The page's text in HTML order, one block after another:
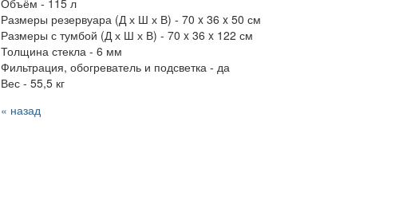
Объём - 115 л
Размеры резервуара (Д х Ш х В) - 70 x 36 x 50 см
Размеры с тумбой (Д х Ш х В) - 70 x 36 x 122 см
Толщина стекла - 6 мм
Фильтрация, обогреватель и подсветка - да
Вес - 55,5 кг
« назад